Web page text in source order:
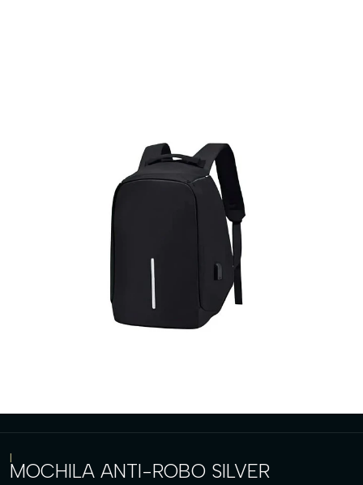
|
MOCHILA ANTI-ROBO SILVER